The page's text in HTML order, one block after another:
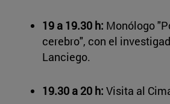
19 a 19.30 h: Monólogo
cerebro", con el
Lanciego.
19.30 a 20 h: Visita al